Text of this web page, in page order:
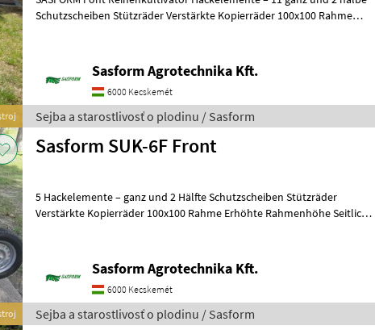
Schutzscheiben Stützräder Verstärkte Kopierräder 100x100 Rahme
Sasform Agrotechnika Kft.
6000 Kecskemét
Sejba a starostlivosť o plodinu / Sasform
Sasform SUK-6F Front
5 Hackelemente – ganz und 2 Hälfte Schutzscheiben Stützräder
Verstärkte Kopierräder 100x100 Rahme Erhöhte Rahmenhöhe Seitlich
Sasform Agrotechnika Kft.
6000 Kecskemét
Sejba a starostlivosť o plodinu / Sasform